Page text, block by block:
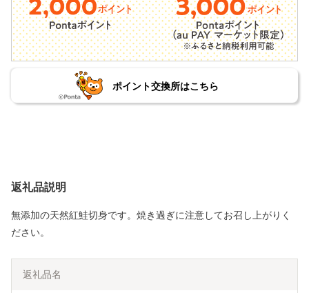
ポイント交換所はこちら
返礼品説明
無添加の天然紅鮭切身です。焼き過ぎに注意してお召し上がりく
ださい。
返礼品名